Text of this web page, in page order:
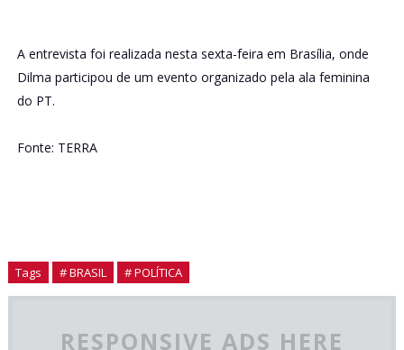
A entrevista foi realizada nesta sexta-feira em Brasília, onde
Dilma participou de um evento organizado pela ala feminina
do PT.
Fonte: TERRA
Tags # BRASIL # POLÍTICA
RESPONSIVE ADS HERE